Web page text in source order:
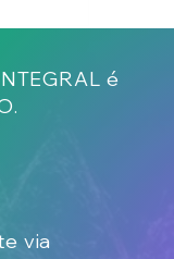
é
via